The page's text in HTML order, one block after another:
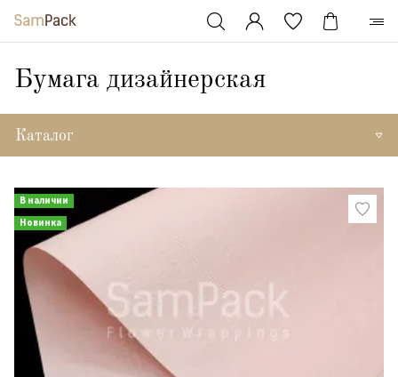
Бумага дизайнерская
Каталог
В наличии
Новинка